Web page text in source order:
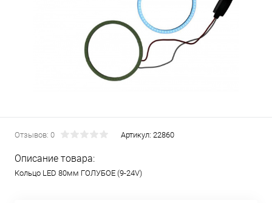
Отзывов: 0 Артикул: 22860
Описание товара:
Кольцо LED 80мм ГОЛУБОЕ (9-24V)